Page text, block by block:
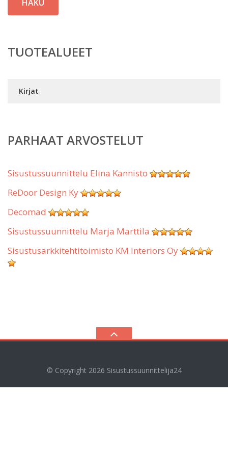
HAKU
TUOTEALUEET
Kirjat
PARHAAT ARVOSTELUT
Sisustussuunnittelu Elina Kannisto
ReDoor Design Ky
Decomad
Sisustussuunnittelu Marja Marttila
Sisustusarkkitehtitoimisto KM Interiors Oy
© Copyright 2026 Sisustussuunnittelija24